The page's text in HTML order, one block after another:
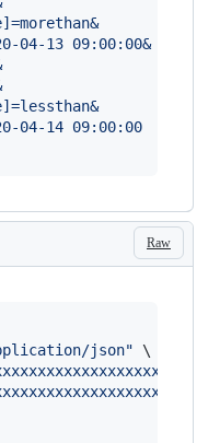
04-13 09:00:00&
04-14 09:00:00
Raw
json" \